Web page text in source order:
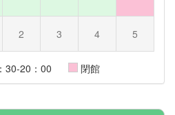
2 3 4 5
30-20：00 閉館